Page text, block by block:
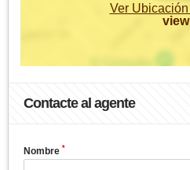
Ver Ubicación
view
Contacte al agente
Nombre *